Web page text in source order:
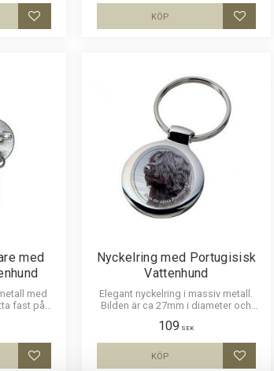
Lägg till i favoriter Lägg
KÖP
med
med
fast på
ca 27mm i
att vara
av djup i
Lägg till i favoriter
Nyckelring med Portugisisk
Vattenhund
Elegant nyckelring i massiv metall.
Bilden är ca 27mm i diameter och
ett uttryck av djup i bilden.
109 SEK
Lägg
KÖP